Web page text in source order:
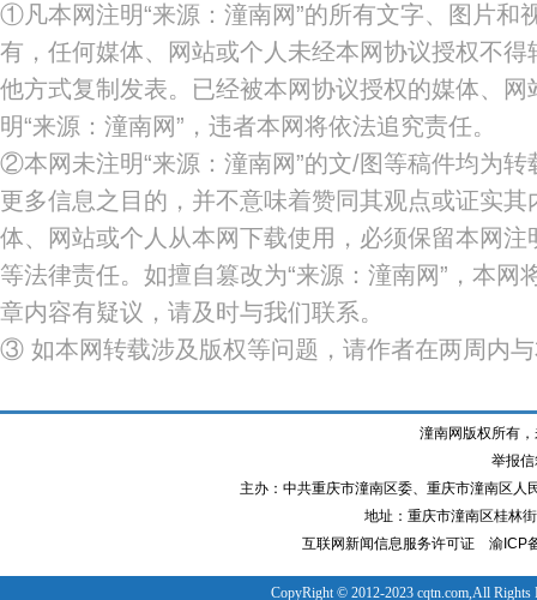
①凡本网注明“来源：潼南网”的所有文字、图片和
有，任何媒体、网站或个人未经本网协议授权不
他方式复制发表。已经被本网协议授权的媒体、
明“来源：潼南网”，违者本网将依法追究责任。
②本网未注明“来源：潼南网”的文/图等稿件均为
更多信息之目的，并不意味着赞同其观点或证实
体、网站或个人从本网下载使用，必须保留本网注
等法律责任。如擅自篡改为“来源：潼南网”，本网
章内容有疑议，请及时与我们联系。
③ 如本网转载涉及版权等问题，请作者在两周内
潼南网版权所有
举报
主办：中共重庆市潼南区委、重庆市潼南区
地址：重庆市潼南区桂林
互联网新闻信息服务许可证
渝ICP
CopyRight © 2012-2023 cqtn.com,All Rights